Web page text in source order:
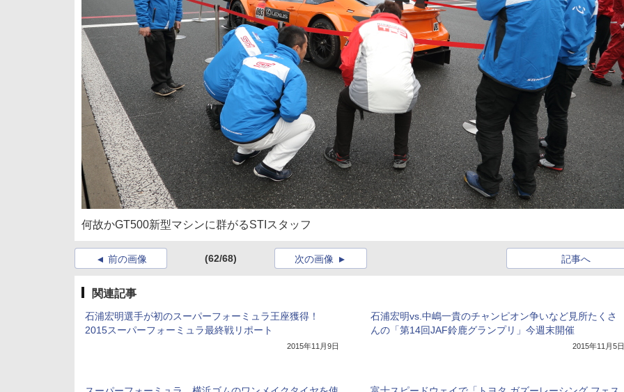
何故かGT500新型マシンに群がるSTIスタッフ
前の画像 (62/68) 記事へ
次の画像
関連記事
石浦宏明選手が初のスーパーフォーミュラ王座獲得！
2015スーパーフォーミュラ最終戦リポート
2015年11月9日
石浦宏明vs.中嶋一貴のチャンピオン争いなど見所たくさ
んの「第14回JAF鈴鹿グランプリ」今週末開催
2015年11月5日